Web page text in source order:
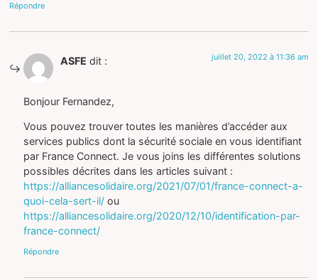
Répondre
ASFE dit : juillet 20, 2022 à 11:36 am
Bonjour Fernandez,
Vous pouvez trouver toutes les manières d’accéder aux
services publics dont la sécurité sociale en vous identifiant
par France Connect. Je vous joins les différentes solutions
possibles décrites dans les articles suivant :
https://alliancesolidaire.org/2021/07/01/france-connect-a-
quoi-cela-sert-il/ ou
https://alliancesolidaire.org/2020/12/10/identification-par-
france-connect/
Répondre